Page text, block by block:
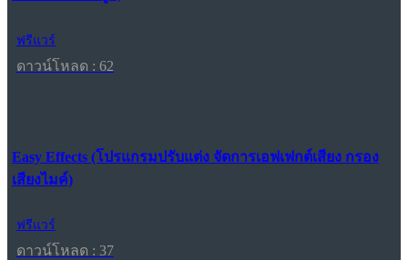
ฟรีแวร์
ดาวน์โหลด : 62
Easy Effects (โปรแกรมปรับแต่ง จัดการเอฟเฟกต์เสียง กรอง
เสียงไมค์)
ฟรีแวร์
ดาวน์โหลด : 37